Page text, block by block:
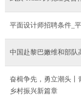
平面设计师招聘条件_
中国赴黎巴嫩维和部队
奋楫争先，勇立潮头丨
乡村振兴新篇章